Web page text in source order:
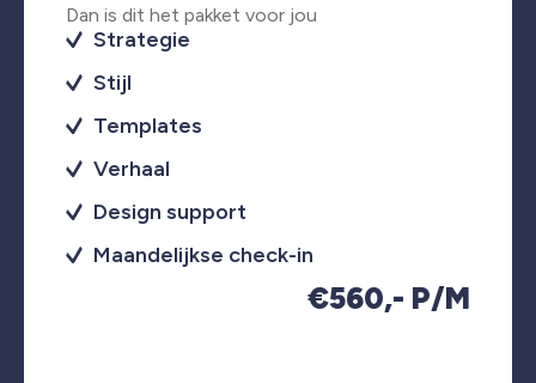
Dan is dit het pakket voor jou
Strategie
Stijl
Templates
Verhaal
Design support
Maandelijkse check-in
€560,- P/M